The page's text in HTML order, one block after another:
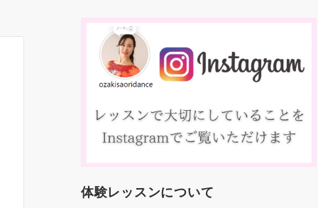
体験レッスンについて